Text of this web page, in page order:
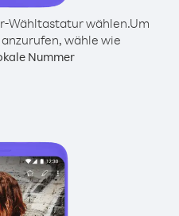
Wähltastatur wählen.Um
wähle wie
Nummer